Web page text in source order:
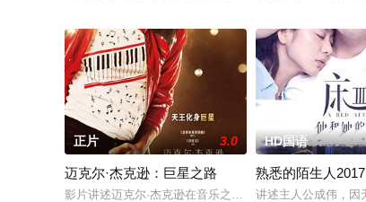
正片 3.0
迈克尔·杰克逊：巨星之路
影片讲述迈克尔·杰克逊在音乐之外的人生旅程，从他以
HD国语
熟悉的陌生人2017
讲述主人公成伟，因